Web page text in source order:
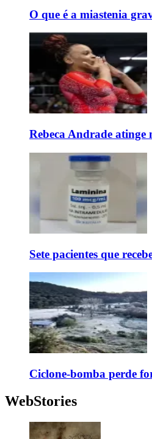
O que é a miastenia
Rebeca Andrade
Sete pacientes que
Ciclone-bomba perde
WebStories